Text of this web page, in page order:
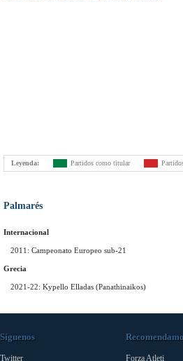
Leyenda: Partidos como titular
Palmarés
Internacional
2011: Campeonato Europeo sub-21
Grecia
2021-22: Kypello Elladas (Panathinaikos)
Síguenos
Twitter Forza Atleti